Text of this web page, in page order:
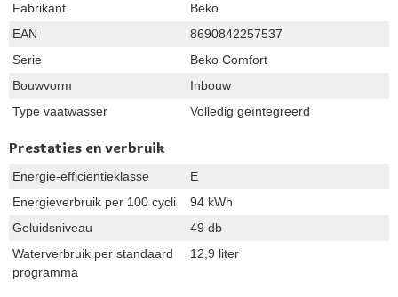
Fabrikant
Beko
EAN
8690842257537
Serie
Beko Comfort
Bouwvorm
Inbouw
Type vaatwasser
Volledig geïntegreerd
Prestaties en verbruik
Energie-efficiëntieklasse
E
Energieverbruik per 100 cycli
94 kWh
Geluidsniveau
49 db
Waterverbruik per standaard
programma
12,9 liter